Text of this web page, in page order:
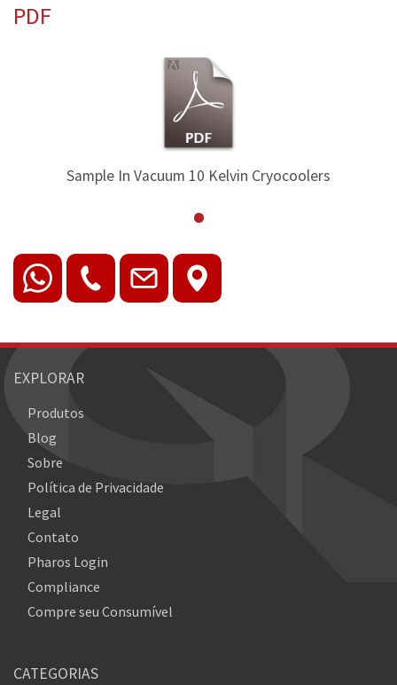
PDF
Sample In Vacuum 10 Kelvin Cryocoolers
EXPLORAR
Produtos
Blog
Sobre
Política de Privacidade
Legal
Contato
Pharos Login
Compliance
Compre seu Consumível
CATEGORIAS